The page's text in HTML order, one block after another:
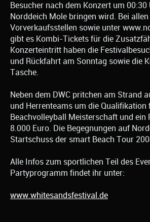
Besucher nach dem Konzert um
Norddeich Mole bringen wird. Bei
Vorverkaufsstellen sowie unter
gibt es Kombi-Tickets für die
Konzerteintritt haben die
und Rückfahrt am Sonntag sowie die
Tasche.
Neben dem DWC pritchen am Strand
und Herrenteams um die Qualifikation
Beachvolleyball Meisterschaft und ein
8.000 Euro. Die Begegnungen auf
Startschuss der smart Beach Tour
Alle Infos zum sportlichen Teil des
Partyprogramm findet ihr unter:
www.whitesandsfestival.de